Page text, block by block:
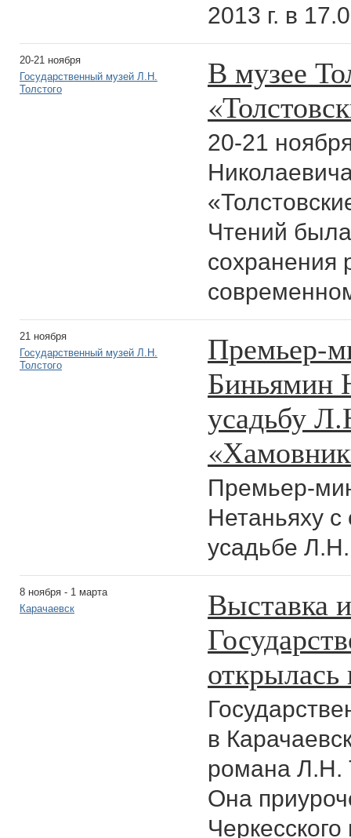
2013 г. в
20-21 ноября
Государственный музей Л.Н.
Толстого
В музее
20-21
Чтений
сохранения
21 ноября
Государственный музей Л.Н.
Толстого
Премьер-
Биньямин
усадьбу
Премьер-
Нетаньяху
усадьбе
8 ноября - 1 марта
Карачаевск
Выставка
открылась
в
романа Л.Н.
Она
Черкесского